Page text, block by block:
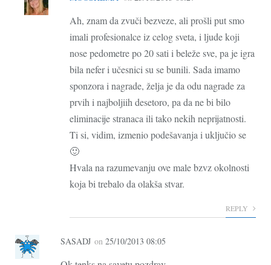
Ah, znam da zvuči bezveze, ali prošli put smo
imali profesionalce iz celog sveta, i ljude koji
nose pedometre po 20 sati i beleže sve, pa je igra
bila nefer i učesnici su se bunili. Sada imamo
sponzora i nagrade, želja je da odu nagrade za
prvih i najboljiih desetoro, pa da ne bi bilo
eliminacije stranaca ili tako nekih neprijatnosti.
Ti si, vidim, izmenio podešavanja i uključio se
🙂
Hvala na razumevanju ove male bzvz okolnosti
koja bi trebalo da olakša stvar.
REPLY
SASADJ on 25/10/2013 08:05